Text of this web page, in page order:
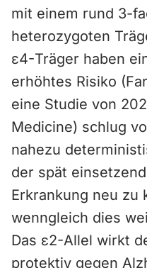
mit einem rund 3-
heterozygoten
ε4-Träger haben
erhöhtes Risiko
eine Studie von
Medicine) schlug
nahezu
der spät
Erkrankung neu zu
wenngleich dies
Das ε2-Allel wirkt
protektiv gegen